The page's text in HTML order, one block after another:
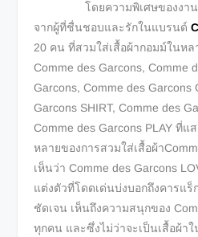
โดยความพิเศษของงานอยู่
จากผู้ที่ชื่นชอบและรักในแบรนด์
20 คน ที่สวมใส่เสื้อผ้ากอมม์ในหล
Comme des Garcons, Comme
Garcons, Comme des Garcons
Garcons SHIRT, Comme des
Comme des Garcons PLAY ที่แ
หลายของการสวมใส่เสื้อผ้า
เห็นว่า Comme des Garcons
แต่งตัวที่โดดเด่นบ่งบอกถึงคารแร็
ชัดเจน เห็นถึงความสนุกของ
ทุกคน และซึ่งไม่ว่าจะเป็นเสื้อผ้า